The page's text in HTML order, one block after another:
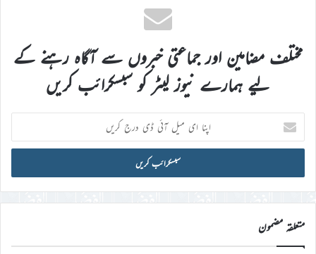
مختلف مضامین اور جماعتی خبروں سے آگاہ رہنے کے
لیے ہمارے نیوز لیٹر کو سبسکرائب کریں
اپنا
ای
میل
ڈی
درج
کریں
متعلقہ مضمون